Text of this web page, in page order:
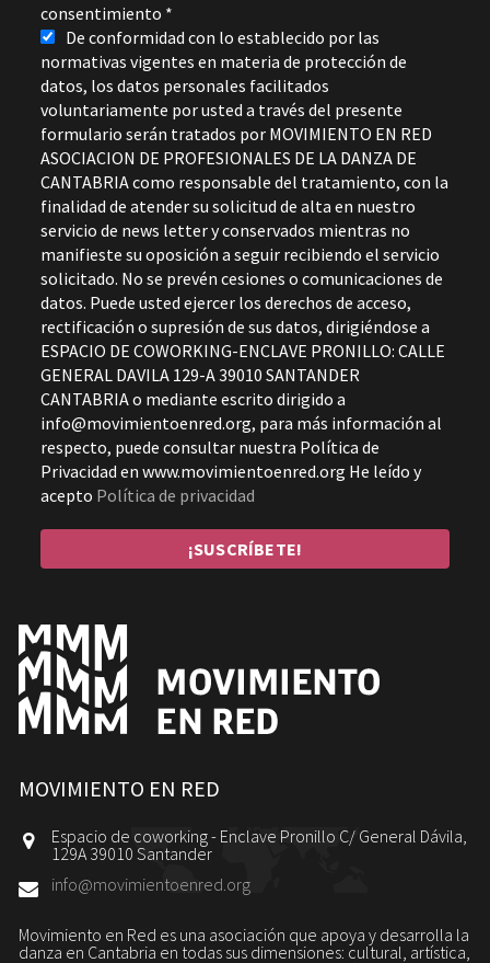
consentimiento *
De conformidad con lo establecido por las
normativas vigentes en materia de protección de
datos, los datos personales facilitados
voluntariamente por usted a través del presente
formulario serán tratados por MOVIMIENTO EN RED
ASOCIACION DE PROFESIONALES DE LA DANZA DE
CANTABRIA como responsable del tratamiento, con la
finalidad de atender su solicitud de alta en nuestro
servicio de news letter y conservados mientras no
manifieste su oposición a seguir recibiendo el servicio
solicitado. No se prevén cesiones o comunicaciones de
datos. Puede usted ejercer los derechos de acceso,
rectificación o supresión de sus datos, dirigiéndose a
ESPACIO DE COWORKING-ENCLAVE PRONILLO: CALLE
GENERAL DAVILA 129-A 39010 SANTANDER
CANTABRIA o mediante escrito dirigido a
info@movimientoenred.org, para más información al
respecto, puede consultar nuestra Política de
Privacidad en www.movimientoenred.org He leído y
acepto Política de privacidad
MOVIMIENTO EN RED
Espacio de coworking - Enclave Pronillo C/ General Dávila,
129A 39010 Santander
info@movimientoenred.org
Movimiento en Red es una asociación que apoya y desarrolla la
danza en Cantabria en todas sus dimensiones: cultural, artística,